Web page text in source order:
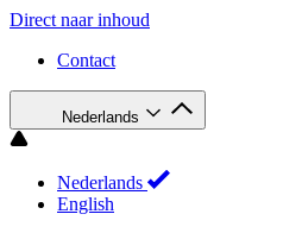
Direct naar inhoud
Contact
Nederlands
Nederlands
English